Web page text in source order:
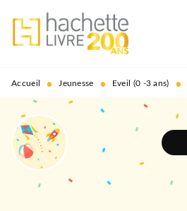
MENU RECHERCHE
PIED DE PAGE
Accueil • Jeunesse • Eveil (0 -3 ans) •